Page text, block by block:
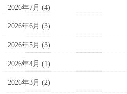
2026年7月 (4)
2026年6月 (3)
2026年5月 (3)
2026年4月 (1)
2026年3月 (2)